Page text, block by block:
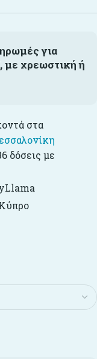
για
με χρεωστική ή
στα
δόσεις με